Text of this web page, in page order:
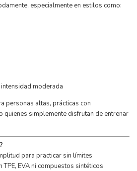
especialmente en estilos como:
moderada
personas altas, prácticas con
quienes simplemente disfrutan de entrenar
para practicar sin límites
EVA ni compuestos sintéticos